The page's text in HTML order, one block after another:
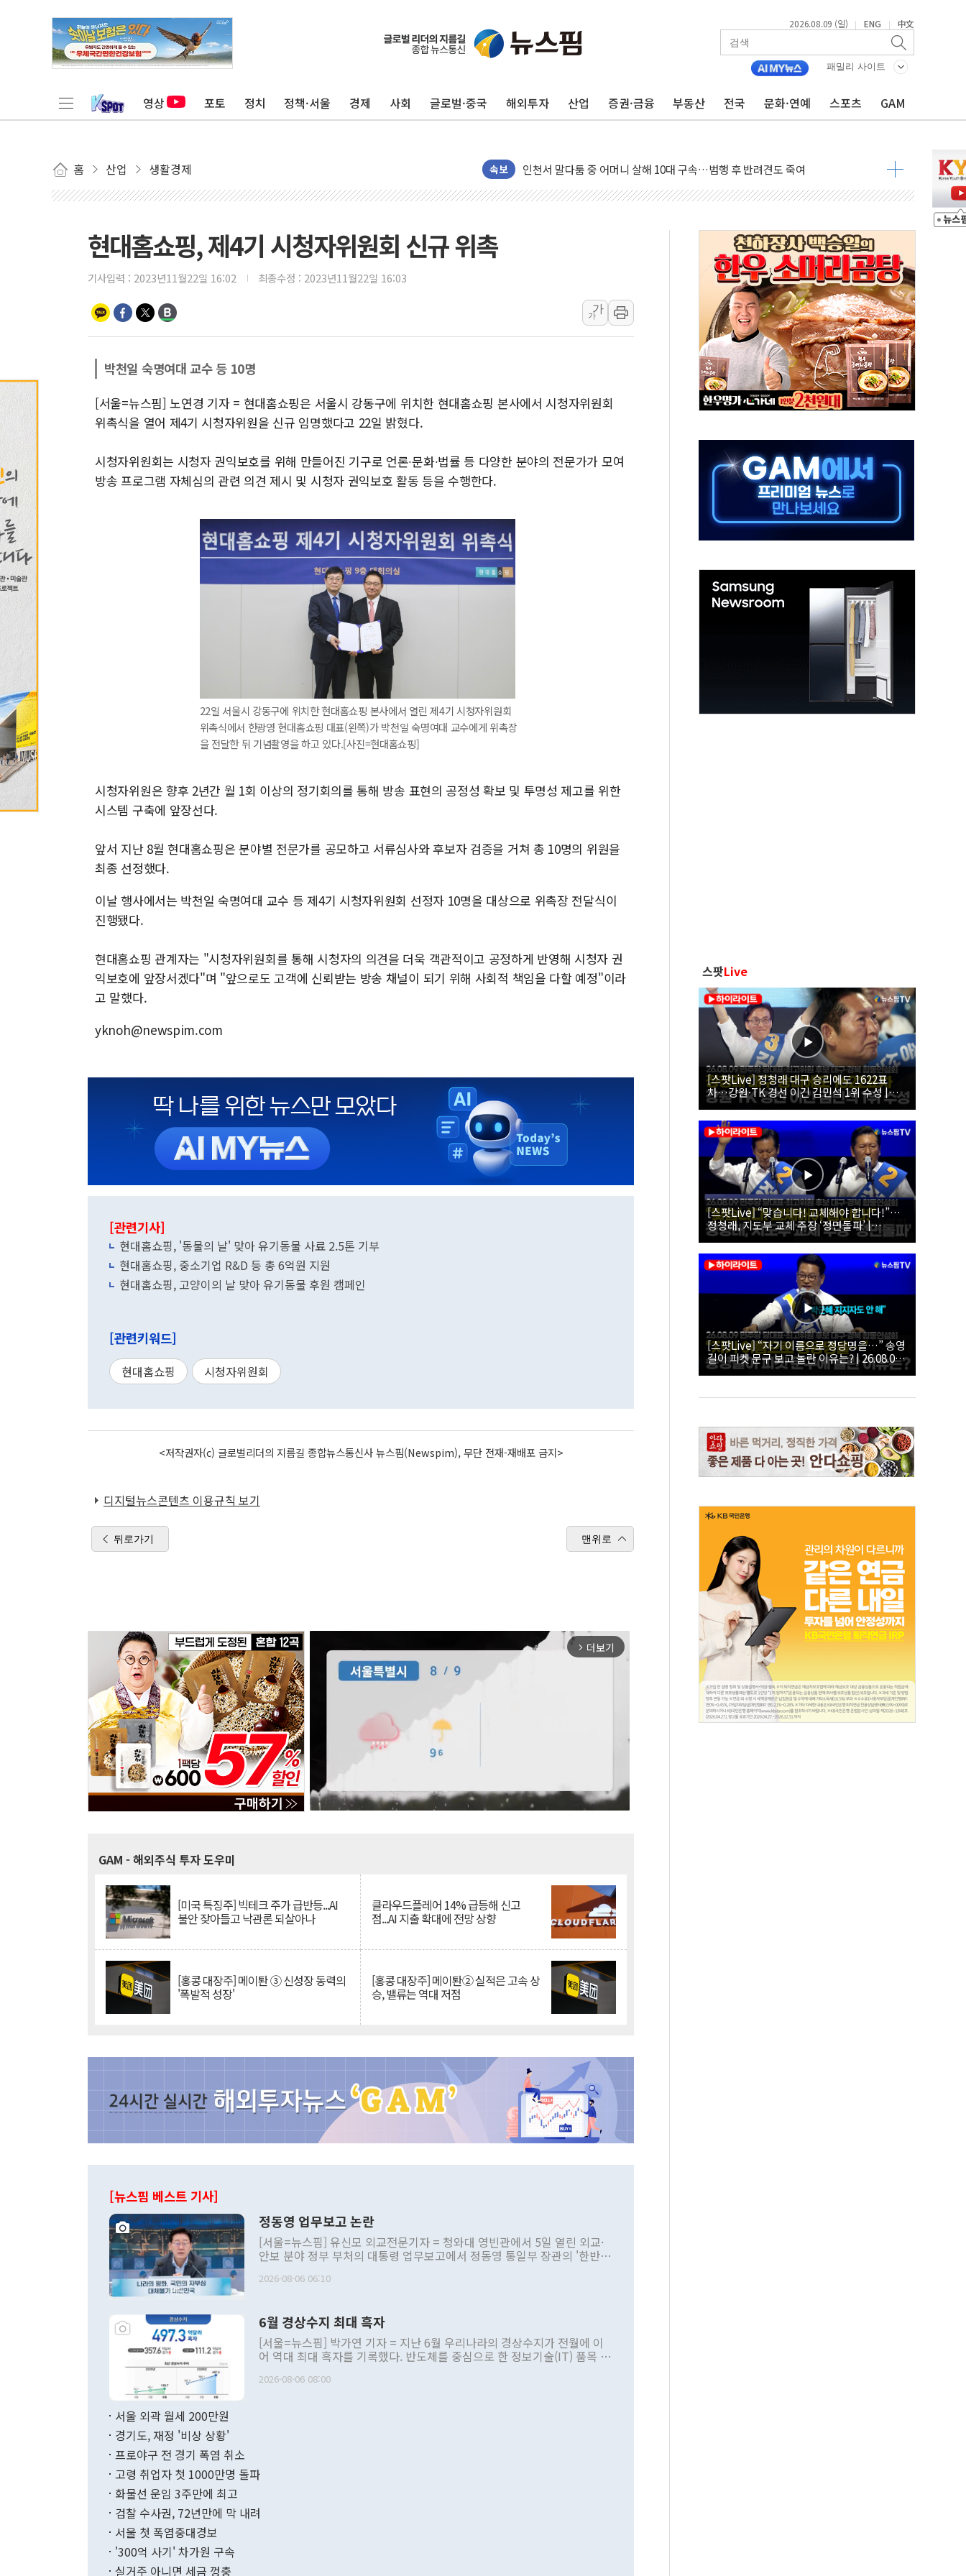
2026.08.09 (일) | ENG | 中文
패밀리 사이트
영상 포토 정치 정책·서울 경제 사회 글로벌·중국 해외투자 산업 증권·금융 부동산 전국 문화·연예 스포츠 GAM
홈 산업 생활경제 속보
평택 진위면 공장서 질식사고 발생…작업자 1명 숨져
포항 블루밸리 국가산단에 '철강 AI융합실증센터' 들어선다
[종합] 김민석, 정청래에 누적 '1.48%p' 차 선두 유지...金 46.01% vs 鄭 44.53%
민주당 경북도당위원장에 오중기 당선...합산득표율 68.63%
김민석, 강원·대구·경북 경선서 정청래에 승리…金 48.54% vs 鄭 44.40%
[속보] 민주, 강원·대구·경북 경선 결과...김민석 48.54% 정청래 44.40%
[속보] 민주, 대구 경선 결과 발표...정청래 47.82% 김민석 46.35% 송영길 5.83%
[속보] 민주, 강원 경선 결과 발표...김민석 50.30% 정청래 41.94% 송영길 7.76%
정재헌 CEO, SKT 장기고객 400명 맞이…"마음 잇는 시간 되길"
최태원, 노소영에 9440억 지급 확정되나…재상고 앞두고 막판 셈법
하나금융, 명동 소상공인에 '행복상자' 전달
인천시 광복절 현수막 '태극기 거꾸로' 논란…이틀만에 철거
병무청, 보충역 전면 손질… 예술·체육요원 최대 33% 감축
홈플러스發 대형마트 판매, 역대 최대폭 감소한 9.4%↓…유통업계 양극화 심화
윤준병·이해민 의원, '정부 특사'로 콜롬비아 대통령 취임식 참석
여야, 황희 '버스 하우스' 공방…野 "청년 우롱 기괴" vs 與 "송구한 해프닝"
현대홈쇼핑, 제4기 시청자위원회 신규 위촉
기사입력 : 2023년11월22일 16:02 최종수정 : 2023년11월22일 16:03
가
가
박천일 숙명여대 교수 등 10명
[서울=뉴스핌] 노연경 기자 = 현대홈쇼핑은 서울시 강동구에 위치한 현대홈쇼핑 본사에서 시청자위원회
위촉식을 열어 제4기 시청자위원을 신규 임명했다고 22일 밝혔다.
시청자위원회는 시청자 권익보호를 위해 만들어진 기구로 언론∙문화∙법률 등 다양한 분야의 전문가가 모여
방송 프로그램 자체심의 관련 의견 제시 및 시청자 권익보호 활동 등을 수행한다.
22일 서울시 강동구에 위치한 현대홈쇼핑 본사에서 열린 제4기 시청자위원회
위촉식에서 한광영 현대홈쇼핑 대표(왼쪽)가 박천일 숙명여대 교수에게 위촉장
을 전달한 뒤 기념촬영을 하고 있다.[사진=현대홈쇼핑]
시청자위원은 향후 2년간 월 1회 이상의 정기회의를 통해 방송 표현의 공정성 확보 및 투명성 제고를 위한
시스템 구축에 앞장선다.
앞서 지난 8월 현대홈쇼핑은 분야별 전문가를 공모하고 서류심사와 후보자 검증을 거쳐 총 10명의 위원을
최종 선정했다.
이날 행사에서는 박천일 숙명여대 교수 등 제4기 시청자위원회 선정자 10명을 대상으로 위촉장 전달식이
진행됐다.
현대홈쇼핑 관계자는 "시청자위원회를 통해 시청자의 의견을 더욱 객관적이고 공정하게 반영해 시청자 권
익보호에 앞장서겠다"며 "앞으로도 고객에 신뢰받는 방송 채널이 되기 위해 사회적 책임을 다할 예정"이라
고 말했다.
yknoh@newspim.com
[관련기사]
현대홈쇼핑, '동물의 날' 맞아 유기동물 사료 2.5톤 기부
현대홈쇼핑, 중소기업 R&D 등 총 6억원 지원
현대홈쇼핑, 고양이의 날 맞아 유기동물 후원 캠페인
[관련키워드]
현대홈쇼핑 시청자위원회
<저작권자(c) 글로벌리더의 지름길 종합뉴스통신사 뉴스핌(Newspim), 무단 전재-재배포 금지>
디지털뉴스콘텐츠 이용규칙 보기
뒤로가기 맨위로
arrow_forward_ios 더보기
GAM - 해외주식 투자 도우미
[미국 특징주] 빅테크 주가 급반등...AI
불안 잦아들고 낙관론 되살아나
클라우드플레어 14% 급등해 신고
점...AI 지출 확대에 전망 상향
[홍콩 대장주] 메이퇀 ③ 신성장 동력의
'폭발적 성장'
[홍콩 대장주] 메이퇀② 실적은 고속 상
승, 밸류는 역대 저점
[뉴스핌 베스트 기사]
정동영 업무보고 논란
[서울=뉴스핌] 유신모 외교전문기자 = 청와대 영빈관에서 5일 열린 외교·
안보 분야 정부 부처의 대통령 업무보고에서 정동영 통일부 장관의 '한반도
발언 중에는 정부 내 조율을 거치지 않은 사안을 정책으로 추진하겠다고 공
주의적 희망에 근거한 비현실적 구상'이라는 비판을 내놨다. 그동안 정 장
관의 대북 정책 관련 발언이 물의를 빚은 적은 여러 번 있지만 대통령과 유
관 부처 장관이 공개적으로 부정적 입장을 표명한 것은 이례적이다. 정 장
관의 무리한 대북 접근법과 월권을 제어해야 한다는 목소리도 높아지고 있
다. [정동영 통일부 장관이 지난달 23일 오후 서울 종로구 정부서울청사에
무너졌다고도 했다. 또 "현 시점에서 흘러간 선(先)비핵화만 되뇌는 것은
함께 4자 대화의 동력을 확보하기 위해 최선을 다할 것"이라고 말했다. 하
2026-08-06 06:10
6월 경상수지 최대 흑자
[서울=뉴스핌] 박가연 기자 = 지난 6월 우리나라의 경상수지가 전월에 이
어 역대 최대 흑자를 기록했다. 반도체를 중심으로 한 정보기술(IT) 품목 수
료=한국은행] 한국은행이 6일 발표한 '2026년 6월 국제수지(잠정)'에 따르
며 월간 기준 처음으로 1000억달러를 넘어섰다. 상품수입은 644억8000만
196.9% 급증했고 컴퓨터·주변기기(SSD)는 282.7% 증가했다. IT 품목
수출은 160.4% 늘었으며 비IT 품목도 ▲석유제품(47.5%) ▲화공품
2026-08-06 08:00
서울 외곽 월세 200만원
경기도, 재정 '비상 상황'
프로야구 전 경기 폭염 취소
고령 취업자 첫 1000만명 돌파
화물선 운임 3주만에 최고
검찰 수사권, 72년만에 막 내려
서울 첫 폭염중대경보
'300억 사기' 차가원 구속
실거주 아니면 세금 껑충
스팟Live
[스팟Live] 정청래 대구 승리에도 1622표
차…강원·TK 경선 이긴 김민석 1위 수성 |
26.08.09 더불어민주당 당대표·최고위원 후
보 대구·경북 합동연설회
[스팟Live] “맞습니다! 교체해야 합니다!”…
정청래, 지도부 교체 주장 ‘정면돌파’ |
26.08.09 더불어민주당 당대표·최고위원 후
보 대구·경북 합동연설회
[스팟Live] “자기 이름으로 정당명을…” 송영
길이 피켓 문구 보고 놀란 이유는? | 26.08.09
더불어민주당 당대표·최고위원 후보 대구·경